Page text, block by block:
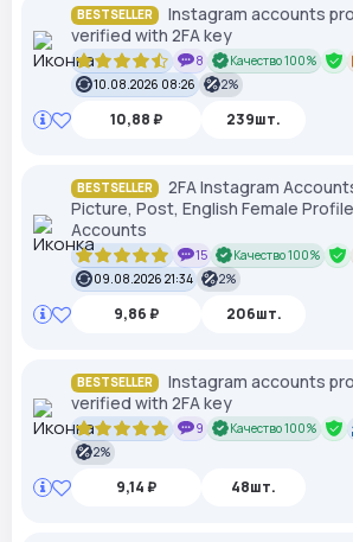
BESTSELLER
Instagram accounts
verified with 2FA key
8
Качество 100%
10.08.2026 08:26
2%
10,88 ₽ 239шт.
BESTSELLER
2FA Instagram
Picture, Post, English Female
Accounts
15
Качество 100%
09.08.2026 21:34
2%
9,86 ₽ 206шт.
BESTSELLER
Instagram accounts
verified with 2FA key
9 Качество 100%
2%
9,14 ₽ 48шт.